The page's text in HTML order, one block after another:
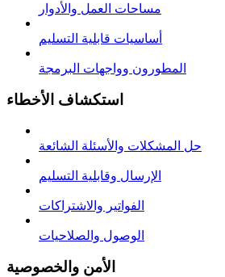
مساحات العمل والأدوار
أساسيات قابلية التسليم
المطورون وواجهات البرمجة
استكشاف الأخطاء
حل المشكلات والأسئلة الشائعة
الإرسال وقابلية التسليم
الفواتير والاشتراكات
الوصول والصلاحيات
الأمن والخصوصية